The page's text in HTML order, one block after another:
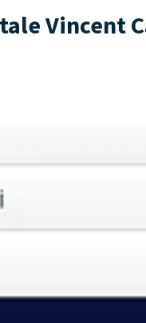
Vincent